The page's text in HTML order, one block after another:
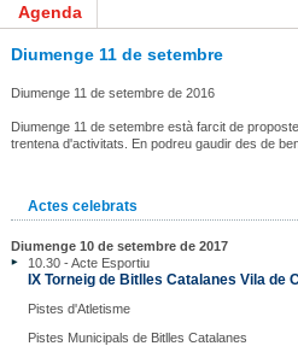
Agenda
Diumenge 11 de setembre
Diumenge 11 de setembre de 2016
Diumenge 11 de setembre està farcit de
trentena d'activitats. En podreu gaudir des de
Actes celebrats
Diumenge 10 de setembre de 2017
10.30 - Acte Esportiu
IX Torneig de Bitlles Catalanes Vila de
Pistes d'Atletisme
Pistes Municipals de Bitlles Catalanes